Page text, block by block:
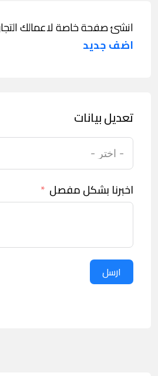
انشئ صفحة خاصة لاعمالك
اضف جديد
تعديل بيانات
اخبرنا بشكل مفصل
ارسل